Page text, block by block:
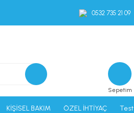
0532 735 21 09
Sepetim
KİŞİSEL BAKIM ÖZEL İHTİYAÇ Test